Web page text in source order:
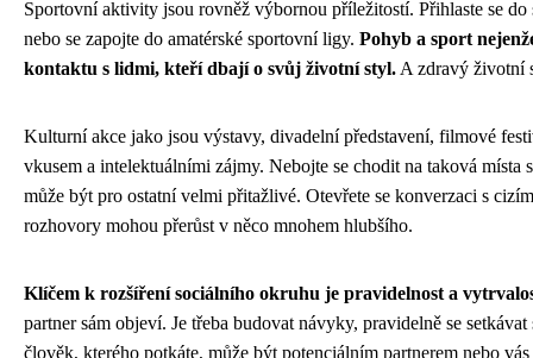
Sportovní aktivity jsou rovněž výbornou příležitostí. Přihlaste se
nebo se zapojte do amatérské sportovní ligy. Pohyb a sport
kontaktu s lidmi, kteří dbají o svůj životní styl. A zdravý životní
Kulturní akce jako jsou výstavy, divadelní představení, filmové
vkusem a intelektuálními zájmy. Nebojte se chodit na taková
může být pro ostatní velmi přitažlivé. Otevřete se konverzaci s
rozhovory mohou přerůst v něco mnohem hlubšího.
Klíčem k rozšíření sociálního okruhu je pravidelnost a
partner sám objeví. Je třeba budovat návyky, pravidelně se
člověk, kterého potkáte, může být potenciálním partnerem nebo